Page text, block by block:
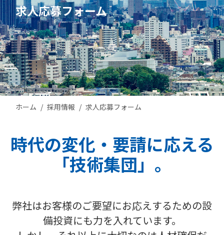
求人応募フォーム
ホーム 採用情報 求人応募フォーム
時代の変化・要請に応える
「技術集団」。
弊社はお客様のご要望にお応えするための設
備投資にも力を入れています。